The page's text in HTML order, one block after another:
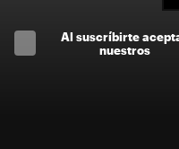
Al suscríbirte
nuestros